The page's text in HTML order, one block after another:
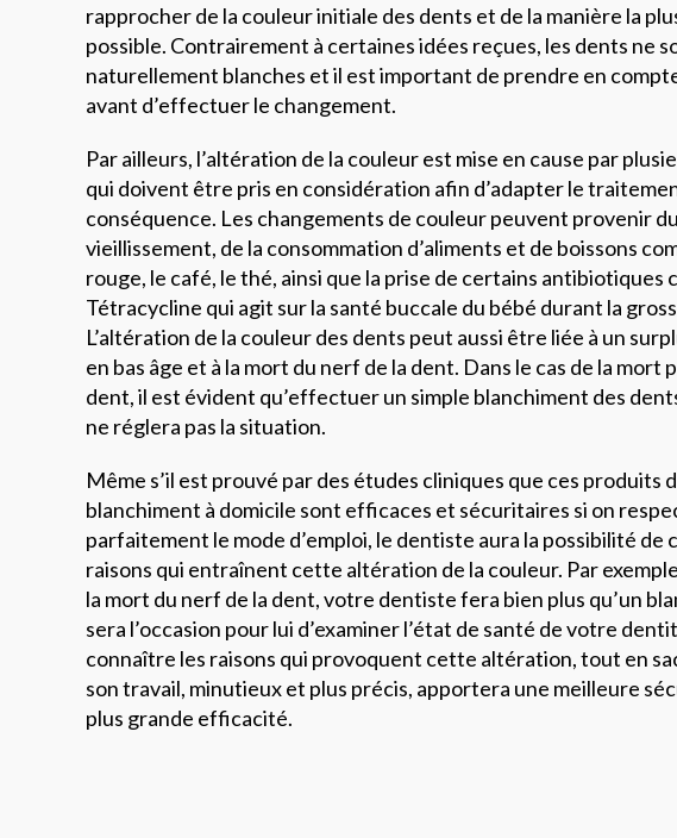
rapprocher de la couleur initiale des dents et de la manière la
possible. Contrairement à certaines idées reçues, les dents ne
naturellement blanches et il est important de prendre en
avant d’effectuer le changement.
Par ailleurs, l’altération de la couleur est mise en cause par
qui doivent être pris en considération afin d’adapter le
conséquence. Les changements de couleur peuvent provenir du
vieillissement, de la consommation d’aliments et de boissons
rouge, le café, le thé, ainsi que la prise de certains antibiotiques
Tétracycline qui agit sur la santé buccale du bébé durant la
L’altération de la couleur des dents peut aussi être liée à un
en bas âge et à la mort du nerf de la dent. Dans le cas de la mort
dent, il est évident qu’effectuer un simple blanchiment des
ne réglera pas la situation.
Même s’il est prouvé par des études cliniques que ces produits
blanchiment à domicile sont efficaces et sécuritaires si on
parfaitement le mode d’emploi, le dentiste aura la possibilité de
raisons qui entraînent cette altération de la couleur. Par exemple,
la mort du nerf de la dent, votre dentiste fera bien plus qu’un
sera l’occasion pour lui d’examiner l’état de santé de votre
connaître les raisons qui provoquent cette altération, tout en
son travail, minutieux et plus précis, apportera une meilleure
plus grande efficacité.